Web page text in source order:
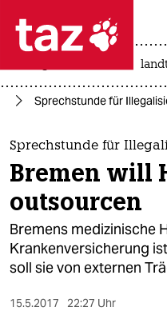
 taz
taz zahl
themen
politik
öko
gesellschaft
Sprechstunde für
Sprechstunde für
Bremen will
outsourcen
Bremens medizinische
Krankenversicherung
soll sie von externen
15.5.2017 22:27 Uhr